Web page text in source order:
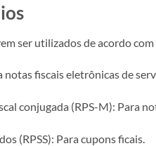
ser utilizados de acordo
notas fiscais eletrônicas de
conjugada (RPS-M): Para
(RPSS): Para cupons ficais.